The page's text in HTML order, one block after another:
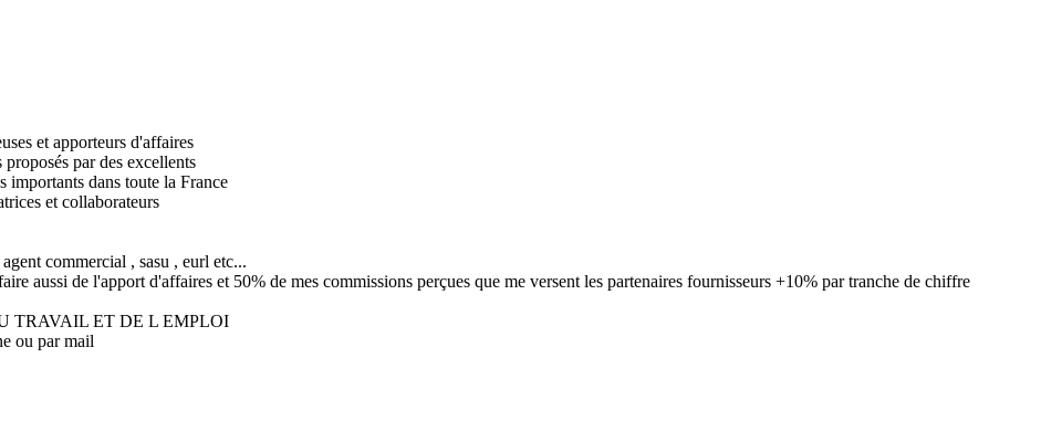
et apporteurs d'affaires
par des excellents
importants dans toute la France
et collaborateurs
commercial , sasu , eurl etc...
aussi de l'apport d'affaires et 50% de mes commissions perçues que me versent les partenaires fournisseurs +10% par tranche de chiffre
TRAVAIL ET DE L EMPLOI
ou par mail